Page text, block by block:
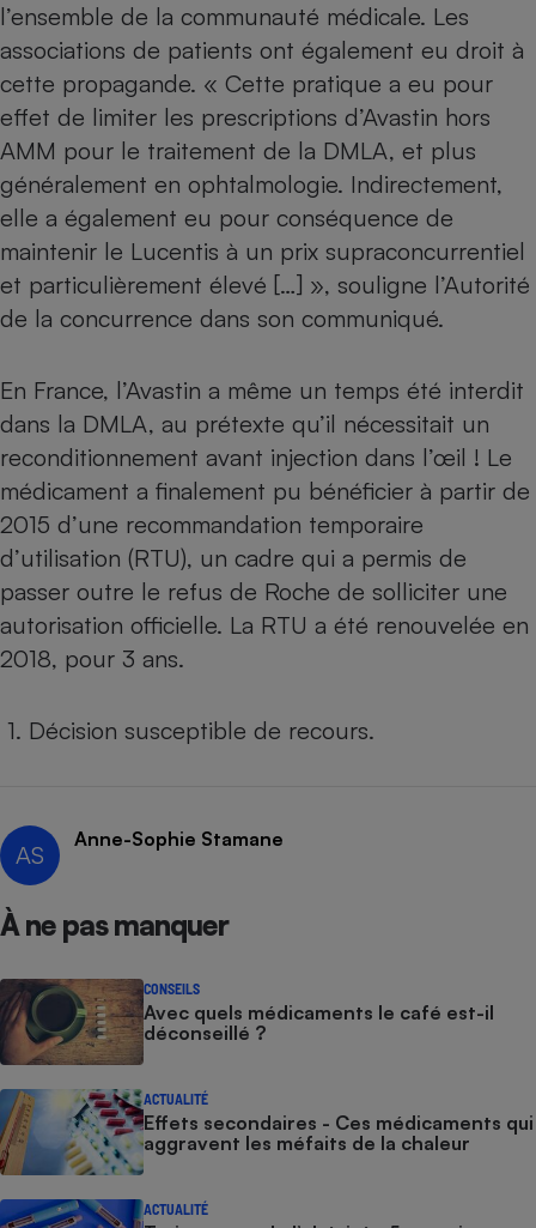
l’ensemble de la communauté médicale. Les
associations de patients ont également eu droit à
cette propagande. « Cette pratique a eu pour
effet de limiter les prescriptions d’Avastin hors
AMM pour le traitement de la DMLA, et plus
généralement en ophtalmologie. Indirectement,
elle a également eu pour conséquence de
maintenir le Lucentis à un prix supraconcurrentiel
et particulièrement élevé […] », souligne l’Autorité
de la concurrence dans son communiqué.
En France, l’Avastin a même un temps été interdit
dans la DMLA, au prétexte qu’il nécessitait un
reconditionnement avant injection dans l’œil ! Le
médicament a finalement pu bénéficier à partir de
2015 d’une recommandation temporaire
d’utilisation (RTU), un cadre qui a permis de
passer outre le refus de Roche de solliciter une
autorisation officielle. La RTU a été renouvelée en
2018, pour 3 ans.
1. Décision susceptible de recours.
AS
Anne-Sophie Stamane
À ne pas manquer
CONSEILS
Avec quels médicaments le café est-il
déconseillé ?
ACTUALITÉ
Effets secondaires - Ces médicaments qui
aggravent les méfaits de la chaleur
ACTUALITÉ
Cafetière à expressos
Robot ménager